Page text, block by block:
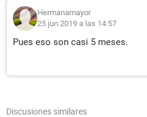
Hermanamayor
25 jun 2019 a las 14:57
Pues eso son casi 5 meses.
Discusiones similares